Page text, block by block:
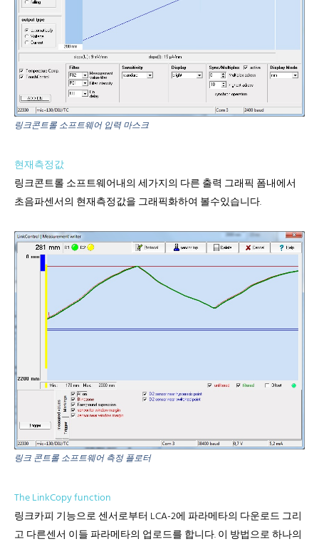
링크콘트롤 소프트웨어 입력 마스크
현재측정값
링크콘트롤 소프트웨어내의 세가지의 다른 출력 그래픽 폼내에서
초음파센서의 현재측정값을 그래픽화하여 볼수있습니다.
링크 콘트롤 소프트웨어 측정 플로터
The LinkCopy function
링크카피 기능으로 센서로부터 LCA-2에 파라메타의 다운로드 그리
고 다른센서 이들 파라메타의 업로드를 합니다. 이 방법으로 하나의